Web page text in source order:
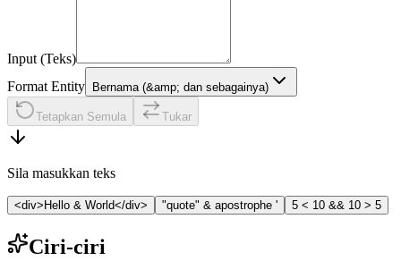
Input (Teks)
Format Entity
Bernama (&amp; dan sebagainya)
Tetapkan Semula Tukar
Sila masukkan teks
<div>Hello & World</div> "quote" & apostrophe ' 5 < 10 && 10 > 5
Ciri-ciri